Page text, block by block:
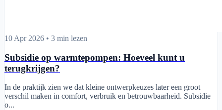
Subsidie op warmtepompen: Hoeveel kunt u terugkrijgen?
10 Apr 2026 • 3 min lezen
Subsidie op warmtepompen: Hoeveel kunt u
terugkrijgen?
In de praktijk zien we dat kleine ontwerpkeuzes later een groot
verschil maken in comfort, verbruik en betrouwbaarheid. Subsidie
o...